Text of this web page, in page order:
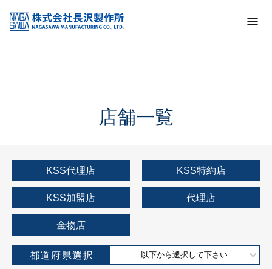
KSS加盟店・取扱店情報
店舗一覧
店舗一覧
KSS代理店 KSS特約店
KSS加盟店 代理店
金物店
都道府県選択 以下から選択して下さい